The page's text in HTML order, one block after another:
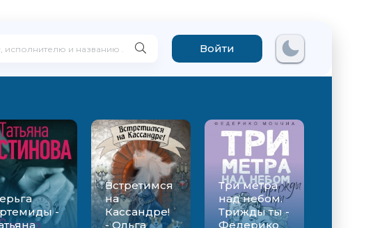
Войти
-
Встретимся
на
Кассандре!
- Ольга
Три метра
над небом.
Трижды ты -
Федерико